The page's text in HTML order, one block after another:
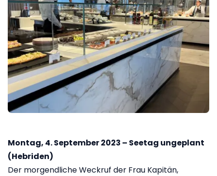
Montag, 4. September 2023 – Seetag ungeplant
(Hebriden)
Der morgendliche Weckruf der Frau Kapitän,